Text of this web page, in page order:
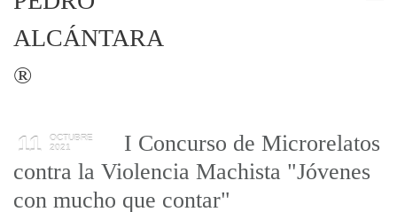
11
OCTUBRE
2021
I Concurso de Microrelatos
contra la Violencia Machista "Jóvenes
con mucho que contar"